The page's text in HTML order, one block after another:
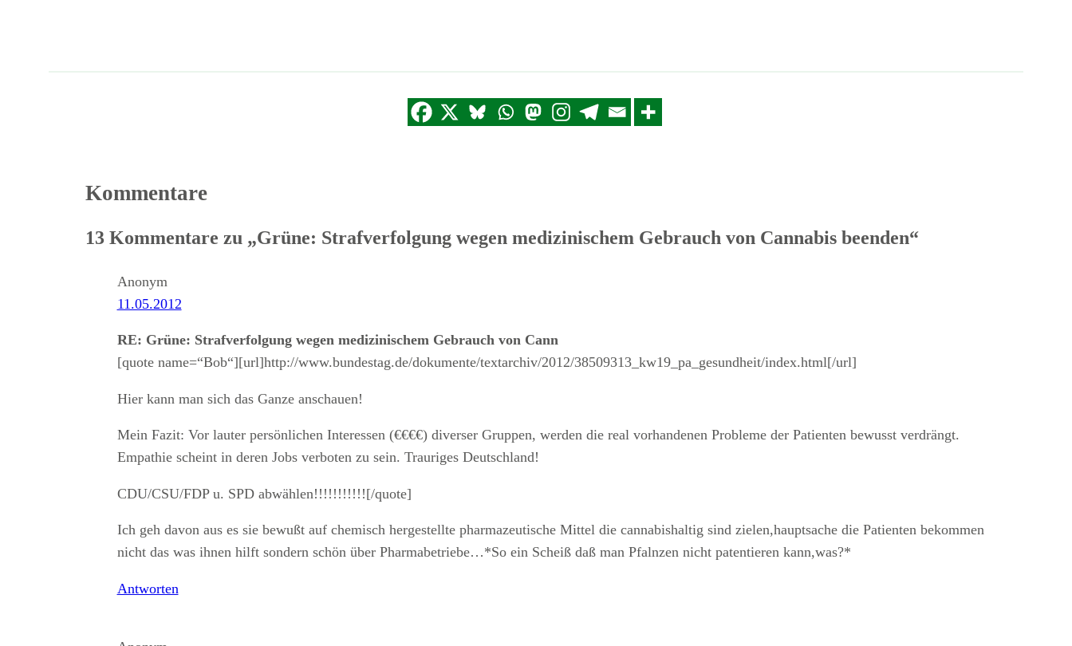
Kommentare
13 Kommentare zu „Grüne: Strafverfolgung wegen medizinischem Gebrauch von Cannabis beenden“
Anonym
11.05.2012
RE: Grüne: Strafverfolgung wegen medizinischem Gebrauch von Cann
[quote name=“Bob“][url]http://www.bundestag.de/dokumente/textarchiv/2012/38509313_kw19_pa_gesundheit/index.html[/url]
Hier kann man sich das Ganze anschauen!
Mein Fazit: Vor lauter persönlichen Interessen (€€€€) diverser Gruppen, werden die real vorhandenen Probleme der Patienten bewusst verdrängt.
Empathie scheint in deren Jobs verboten zu sein. Trauriges Deutschland!
CDU/CSU/FDP u. SPD abwählen!!!!!!!!!!![/quote]
Ich geh davon aus es sie bewußt auf chemisch hergestellte pharmazeutische Mittel die cannabishaltig sind zielen,hauptsache die Patienten bekommen
nicht das was ihnen hilft sondern schön über Pharmabetriebe…*So ein Scheiß daß man Pfalnzen nicht patentieren kann,was?*
Antworten